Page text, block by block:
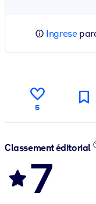
Ingrese
5
Classement éditorial
7